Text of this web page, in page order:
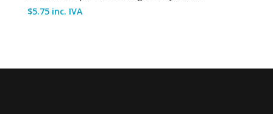
$5.75 inc. IVA